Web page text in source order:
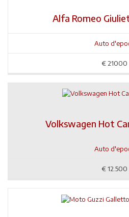
Alfa Romeo
Auto
€ 21000
Volkswagen Hot
Auto
€ 12.500